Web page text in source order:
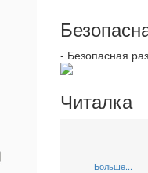
- Безопасная
Читалка
Больше...